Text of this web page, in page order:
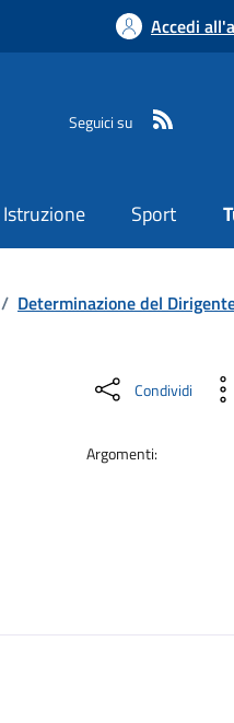
Accedi
Seguici su
Istruzione Sport
/ Determinazione del
Condividi
Argomenti: